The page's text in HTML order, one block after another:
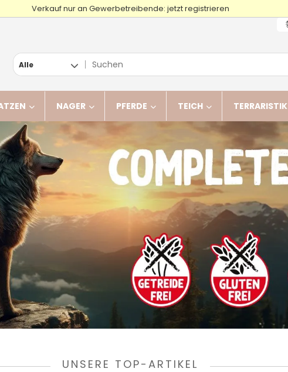
Verkauf nur an Gewerbetreibende: jetzt registrieren
Alle
NAGER PFERDE TEICH TERRARISTIK
UNSERE TOP-ARTIKEL